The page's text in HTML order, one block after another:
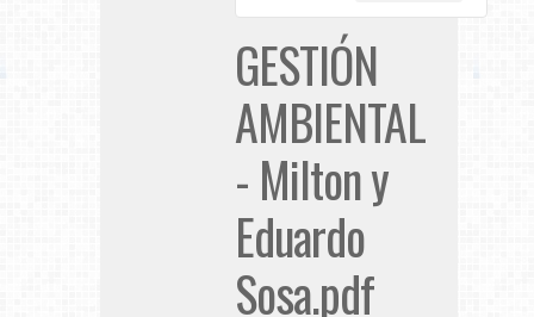
GESTIÓN
AMBIENTAL
- Milton y
Eduardo
Sosa.pdf